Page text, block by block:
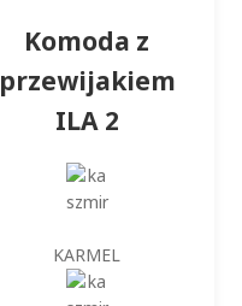
Komoda z
przewijakiem
ILA 2
KARMEL